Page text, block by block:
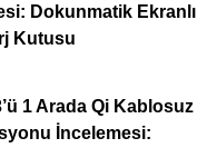
Dokunmatik Ekranlı
Kutusu
1 Arada Qi Kablosuz
İncelemesi: